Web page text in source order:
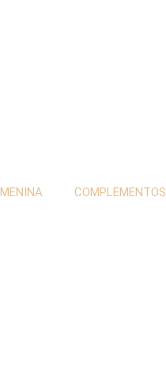
COMPLEMENTOS